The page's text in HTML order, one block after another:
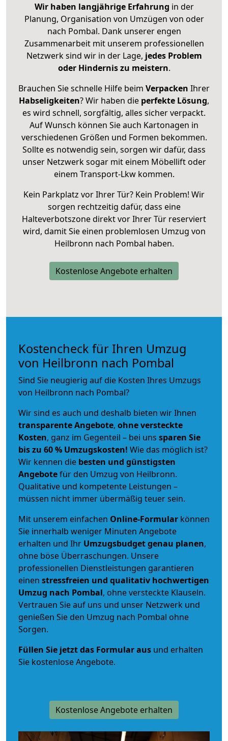
Wir haben langjährige Erfahrung in der
Planung, Organisation von Umzügen von oder
nach Pombal. Dank unserer engen
Zusammenarbeit mit unserem professionellen
Netzwerk sind wir in der Lage, jedes Problem
oder Hindernis zu meistern.
Brauchen Sie schnelle Hilfe beim Verpacken Ihrer
Habseligkeiten? Wir haben die perfekte Lösung,
es wird schnell, sorgfältig, alles sicher verpackt.
Auf Wunsch können Sie auch Kartonagen in
verschiedenen Größen und Formen bekommen.
Sollte es notwendig sein, sorgen wir dafür, dass
unser Netzwerk sogar mit einem Möbellift oder
einem Transport-Lkw kommen.
Kein Parkplatz vor Ihrer Tür? Kein Problem! Wir
sorgen rechtzeitig dafür, dass eine
Halteverbotszone direkt vor Ihrer Tür reserviert
wird, damit Sie einen problemlosen Umzug von
Heilbronn nach Pombal haben.
Kostenlose Angebote erhalten
Kostencheck für Ihren Umzug
von Heilbronn nach Pombal
Sind Sie neugierig auf die Kosten Ihres Umzugs
von Heilbronn nach Pombal?
Wir sind es auch und deshalb bieten wir Ihnen
transparente Angebote, ohne versteckte
Kosten, ganz im Gegenteil – bei uns sparen Sie
bis zu 60 % Umzugskosten! Wie das möglich ist?
Wir kennen die besten und günstigsten
Angebotefür den Umzug von Heilbronn.
Qualitative und kompetente Leistungen –
müssen nicht immer übermäßig teuer sein.
Mit unserem einfachen Online-Formular können
Sie innerhalb weniger Minuten Angebote
erhalten und Ihr Umzugsbudgetgenau planen,
ohne böse Überraschungen. Unsere
professionellen Dienstleistungen garantieren
einen stressfreien und qualitativ hochwertigen
Umzug nach Pombal, ohne versteckte Klauseln.
Vertrauen Sie auf uns und unser Netzwerk und
genießen Sie den Umzug nach Pombal ohne
Sorgen.
Füllen Sie jetzt das Formular aus und erhalten
Sie kostenlose Angebote.
Kostenlose Angebote erhalten